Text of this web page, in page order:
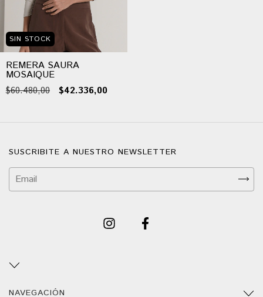
SIN STOCK
REMERA SAURA
MOSAIQUE
$60.480,00 $42.336,00
SUSCRIBITE A NUESTRO NEWSLETTER
NAVEGACIÓN